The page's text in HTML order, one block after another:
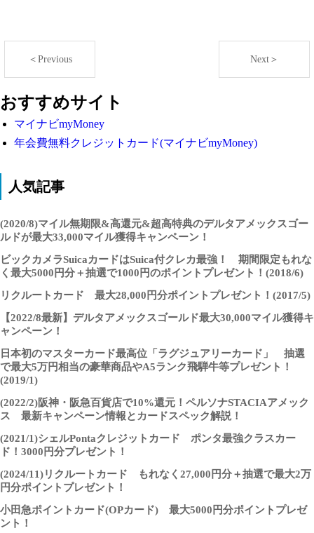
＜Previous Next＞
おすすめサイト
マイナビmyMoney
年会費無料クレジットカード(マイナビmyMoney)
人気記事
(2020/8)マイル無期限&高還元&超高特典のデルタアメックスゴー
ルドが最大33,000マイル獲得キャンペーン！
ビックカメラSuicaカードはSuica付クレカ最強！ 期間限定もれな
く最大5000円分＋抽選で1000円のポイントプレゼント！(2018/6)
リクルートカード 最大28,000円分ポイントプレゼント！(2017/5)
【2022/8最新】デルタアメックスゴールド最大30,000マイル獲得キ
ャンペーン！
日本初のマスターカード最高位「ラグジュアリーカード」 抽選
で最大5万円相当の豪華商品やA5ランク飛騨牛等プレゼント！
(2019/1)
(2022/2)阪神・阪急百貨店で10%還元！ペルソナSTACIAアメック
ス 最新キャンペーン情報とカードスペック解説！
(2021/1)シェルPontaクレジットカード ポンタ最強クラスカー
ド！3000円分プレゼント！
(2024/11)リクルートカード もれなく27,000円分＋抽選で最大2万
円分ポイントプレゼント！
小田急ポイントカード(OPカード) 最大5000円分ポイントプレゼ
ント！